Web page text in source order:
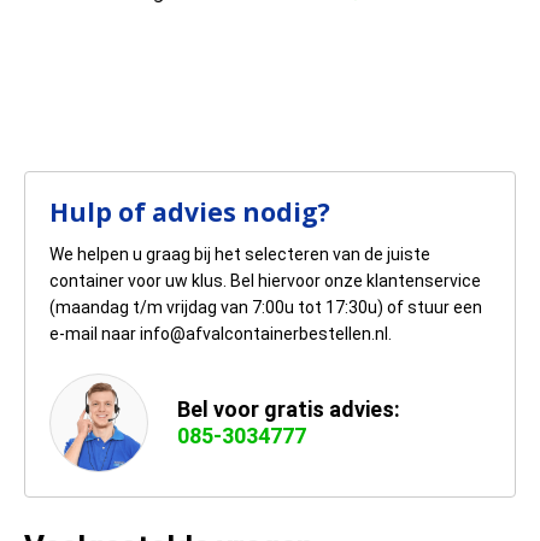
Hulp of advies nodig?
We helpen u graag bij het selecteren van de juiste
container voor uw klus. Bel hiervoor onze klantenservice
(maandag t/m vrijdag van 7:00u tot 17:30u) of stuur een
e-mail naar info@afvalcontainerbestellen.nl.
Bel voor gratis advies:
085-3034777